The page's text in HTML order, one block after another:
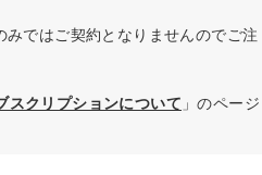
ではご契約となりませんのでご注
スクリプションについて 」のページ